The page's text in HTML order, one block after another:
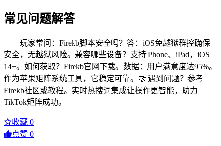
常见问题解答
玩家常问：Firekb脚本安全吗？答：iOS免越狱群控确保
安全，无越狱风险。兼容哪些设备？支持iPhone、iPad，iOS
14+。如何获取？Firekb官网下载。数据：用户满意度达95%。
作为苹果矩阵系统工具，它稳定可靠。🤝 遇到问题？参考
Firekb社区或教程。实时热搜词集成让操作更智能，助力
TikTok矩阵成功。
收藏 0
点赞 0